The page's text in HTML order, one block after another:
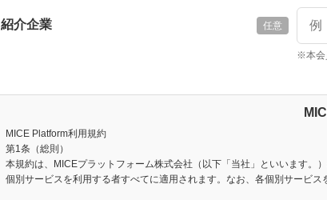
紹介企業 任意
※本会
MICE Platform利用規約
第1条（総則）
本規約は、MICEプラットフォーム株式会社（以下「当社」といいます。
個別サービスを利用する者すべてに適用されます。なお、各個別サービ